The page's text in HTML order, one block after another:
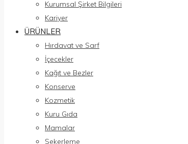
Kurumsal Şirket Bilgileri
Kariyer
ÜRÜNLER
Hırdavat ve Sarf
İçecekler
Kağıt ve Bezler
Konserve
Kozmetik
Kuru Gıda
Mamalar
Şekerleme